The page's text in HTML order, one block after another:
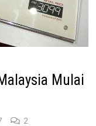
Mulai
2